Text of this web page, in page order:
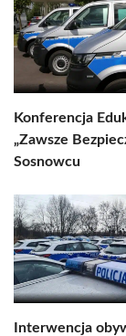
Konferencja
„Zawsze
Sosnowcu
Interwencja